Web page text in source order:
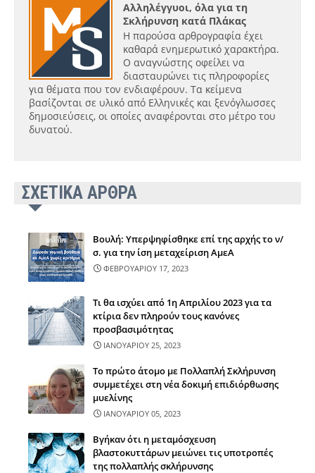
Αλληλέγγυοι, όλα για τη
Σκλήρυνση κατά Πλάκας
Η παρούσα αρθρογραφία έχει
καθαρά ενημερωτικό χαρακτήρα.
Ο αναγνώστης οφείλει να
διασταυρώνει τις πληροφορίες
για θέματα που τον ενδιαφέρουν. Τα κείμενα
βασίζονται σε υλικό από Ελληνικές και ξενόγλωσσες
δημοσιεύσεις, οι οποίες αναφέρονται στο μέτρο του
δυνατού.
ΣΧΕΤΙΚΑ ΑΡΘΡΑ
Βουλή: Υπερψηφίσθηκε επί της αρχής το ν/
σ. για την ίση μεταχείριση ΑμεΑ
ΦΕΒΡΟΥΑΡΙΟΥ 17, 2023
Τι θα ισχύει από 1η Απριλίου 2023 για τα
κτίρια δεν πληρούν τους κανόνες
προσβασιμότητας
ΙΑΝΟΥΑΡΙΟΥ 25, 2023
Το πρώτο άτομο με Πολλαπλή Σκλήρυνση
συμμετέχει στη νέα δοκιμή επιδιόρθωσης
μυελίνης
ΙΑΝΟΥΑΡΙΟΥ 05, 2023
Βγήκαν ότι η μεταμόσχευση
βλαστοκυττάρων μειώνει τις υποτροπές
της πολλαπλής σκλήρυνσης